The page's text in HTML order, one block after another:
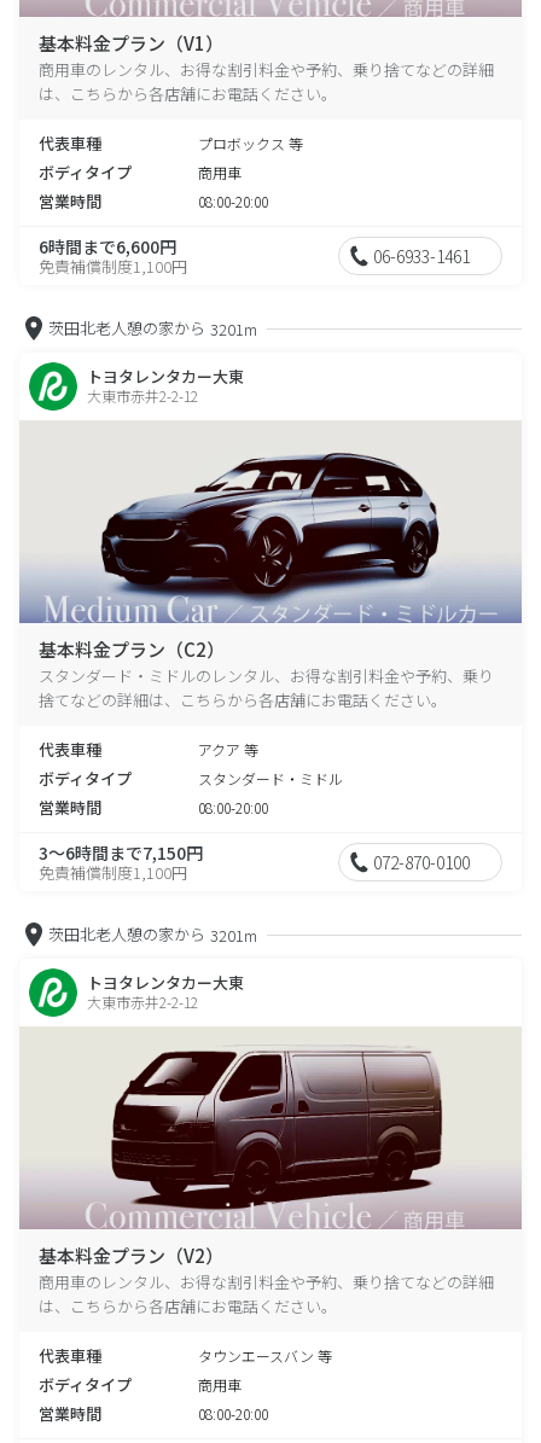
基本料金プラン（V1）
商用車のレンタル、お得な割引料金や予約、乗り捨てなどの詳細
は、こちらから各店舗にお電話ください。
代表車種 プロボックス 等
ボディタイプ 商用車
営業時間 08:00-20:00
6時間まで6,600円
免責補償制度1,100円 06-6933-1461
茨田北老人憩の家から 3201m
トヨタレンタカー大東
大東市赤井2-2-12
基本料金プラン（C2）
スタンダード・ミドルのレンタル、お得な割引料金や予約、乗り
捨てなどの詳細は、こちらから各店舗にお電話ください。
代表車種 アクア 等
ボディタイプ スタンダード・ミドル
営業時間 08:00-20:00
3～6時間まで7,150円
免責補償制度1,100円 072-870-0100
茨田北老人憩の家から 3201m
トヨタレンタカー大東
大東市赤井2-2-12
基本料金プラン（V2）
商用車のレンタル、お得な割引料金や予約、乗り捨てなどの詳細
は、こちらから各店舗にお電話ください。
代表車種 タウンエースバン 等
ボディタイプ 商用車
営業時間 08:00-20:00